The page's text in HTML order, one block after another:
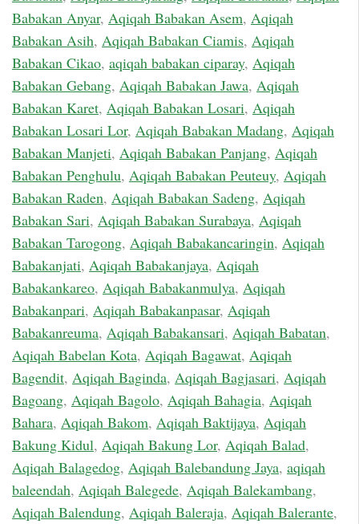
Babakan Anyar, Aqiqah Babakan Asem, Aqiqah
Babakan Asih, Aqiqah Babakan Ciamis, Aqiqah
Babakan Cikao, aqiqah babakan ciparay, Aqiqah
Babakan Gebang, Aqiqah Babakan Jawa, Aqiqah
Babakan Karet, Aqiqah Babakan Losari, Aqiqah
Babakan Losari Lor, Aqiqah Babakan Madang, Aqiqah
Babakan Manjeti, Aqiqah Babakan Panjang, Aqiqah
Babakan Penghulu, Aqiqah Babakan Peuteuy, Aqiqah
Babakan Raden, Aqiqah Babakan Sadeng, Aqiqah
Babakan Sari, Aqiqah Babakan Surabaya, Aqiqah
Babakan Tarogong, Aqiqah Babakancaringin, Aqiqah
Babakanjati, Aqiqah Babakanjaya, Aqiqah
Babakankareo, Aqiqah Babakanmulya, Aqiqah
Babakanpari, Aqiqah Babakanpasar, Aqiqah
Babakanreuma, Aqiqah Babakansari, Aqiqah Babatan,
Aqiqah Babelan Kota, Aqiqah Bagawat, Aqiqah
Bagendit, Aqiqah Baginda, Aqiqah Bagjasari, Aqiqah
Bagoang, Aqiqah Bagolo, Aqiqah Bahagia, Aqiqah
Bahara, Aqiqah Bakom, Aqiqah Baktijaya, Aqiqah
Bakung Kidul, Aqiqah Bakung Lor, Aqiqah Balad,
Aqiqah Balagedog, Aqiqah Balebandung Jaya, aqiqah
baleendah, Aqiqah Balegede, Aqiqah Balekambang,
Aqiqah Balendung, Aqiqah Baleraja, Aqiqah Balerante,